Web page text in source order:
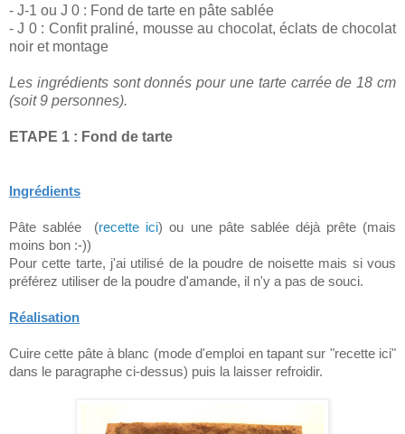
- J-1 ou J 0 : Fond de tarte en pâte sablée
- J 0 : Confit praliné, mousse au chocolat, éclats de chocolat
noir et montage
Les ingrédients sont donnés pour une tarte carrée de 18 cm
(soit 9 personnes).
ETAPE 1 : Fond de tarte
Ingrédients
Pâte sablée (recette ici) ou une pâte sablée déjà prête (mais
moins bon :-))
Pour cette tarte, j'ai utilisé de la poudre de noisette mais si vous
préférez utiliser de la poudre d'amande, il n'y a pas de souci.
Réalisation
Cuire cette pâte à blanc (mode d'emploi en tapant sur "recette ici"
dans le paragraphe ci-dessus) puis la laisser refroidir.